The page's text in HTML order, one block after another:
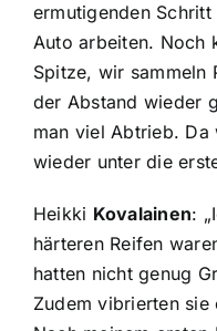
ermutigenden
Auto arbeiten. Noch
Spitze, wir sammeln
der Abstand wieder
man viel Abtrieb.
wieder unter die
Heikki Kovalainen:
härteren Reifen
hatten nicht genug
Zudem vibrierten sie